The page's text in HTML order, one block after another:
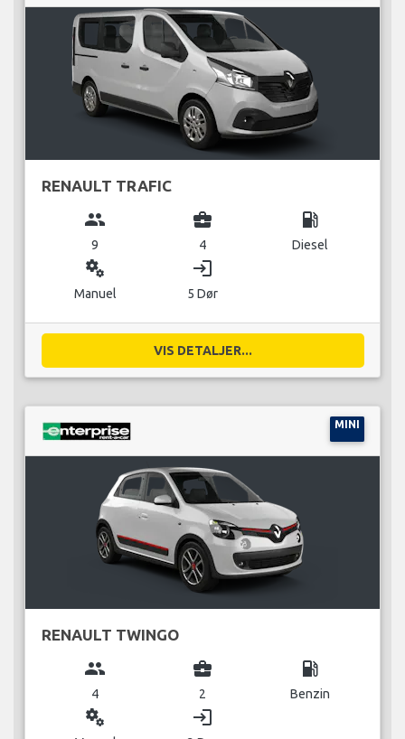
RENAULT TRAFIC
group
9
business_center
4
local_gas_station
Diesel
miscellaneous_services
Manuel
login
5 Dør
VIS DETALJER...
MINI
RENAULT TWINGO
group
4
business_center
2
local_gas_station
Benzin
miscellaneous_services login